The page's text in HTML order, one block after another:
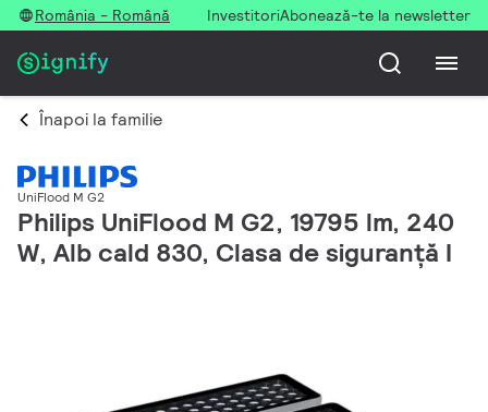
România - Română InvestitoriAbonează-te la newsletter
Înapoi la familie
UniFlood M G2
Philips UniFlood M G2, 19795 lm, 240
W, Alb cald 830, Clasa de siguranță I